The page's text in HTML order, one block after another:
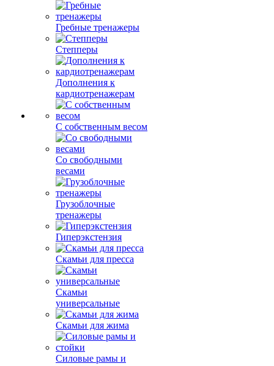
Гребные тренажеры
Степперы
Дополнения к
кардиотренажерам
С собственным весом
Со свободными
весами
Грузоблочные
тренажеры
Гиперэкстензия
Скамьи для пресса
Скамьи
универсальные
Скамьи для жима
Силовые рамы и